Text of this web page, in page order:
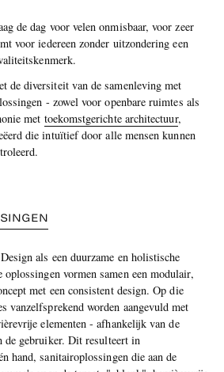
de dag voor velen onmisbaar, voor zeer
voor iedereen zonder uitzondering een
de diversiteit van de samenleving met
- zowel voor openbare ruimtes als
met toekomstgerichte architectuur,
die intuïtief door alle mensen kunnen
als een duurzame en holistische
vormen samen een modulair,
met een consistent design. Op die
vanzelfsprekend worden aangevuld met
elementen - afhankelijk van de
de gebruiker. Dit resulteert in
hand, sanitairoplossingen die aan de